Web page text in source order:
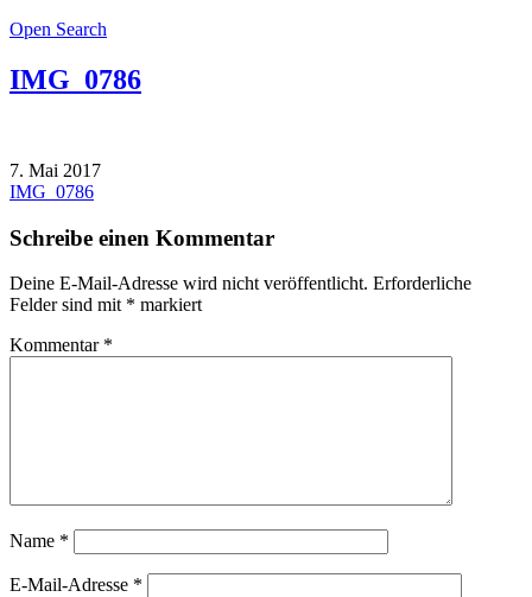
Open Search
IMG_0786
7. Mai 2017
Beitragsnavigation
IMG_0786
Schreibe einen Kommentar
Deine E-Mail-Adresse wird nicht veröffentlicht. Erforderliche
Felder sind mit * markiert
Kommentar *
Name *
E-Mail-Adresse *